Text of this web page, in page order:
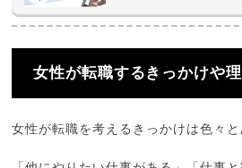
女性が転職するきっかけや
女性が転職を考えるきっかけは色々と